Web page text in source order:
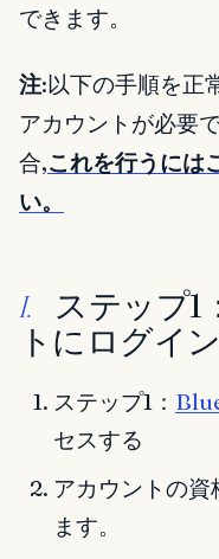
できます。
注:以下の手順を正
アカウントが必要
合,これを行うには
い。
I.
ステップ1
トにログイ
ステップ1：
セスする
アカウントの
ます。